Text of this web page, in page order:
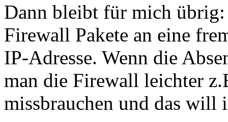
Dann bleibt für mich
Firewall Pakete an eine
IP-Adresse. Wenn die
man die Firewall leichter
missbrauchen und das will